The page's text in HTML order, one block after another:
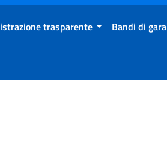
trasparente Bandi di gara